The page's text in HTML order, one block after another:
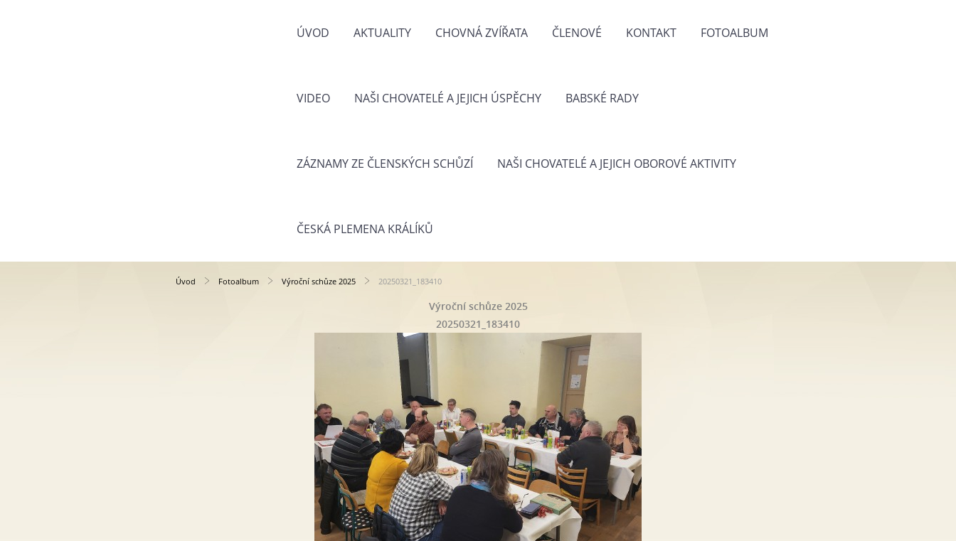
ÚVOD AKTUALITY CHOVNÁ ZVÍŘATA ČLENOVÉ KONTAKT FOTOALBUM
VIDEO NAŠI CHOVATELÉ A JEJICH ÚSPĚCHY BABSKÉ RADY
ZÁZNAMY ZE ČLENSKÝCH SCHŮZÍ NAŠI CHOVATELÉ A JEJICH OBOROVÉ AKTIVITY
ČESKÁ PLEMENA KRÁLÍKŮ
Úvod Fotoalbum Výroční schůze 2025 20250321_183410
Výroční schůze 2025
20250321_183410